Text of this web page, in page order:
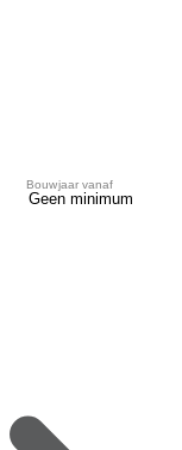
Bouwjaar vanaf